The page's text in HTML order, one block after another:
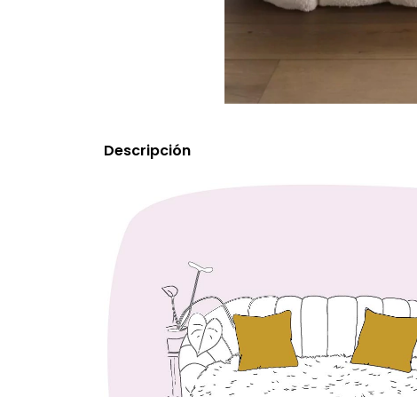
Descripción